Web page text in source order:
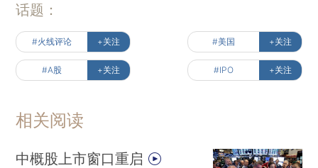
话题：
#火线评论 +关注 #美国 +关注
#A股 +关注 #IPO +关注
相关阅读
中概股上市窗口重启